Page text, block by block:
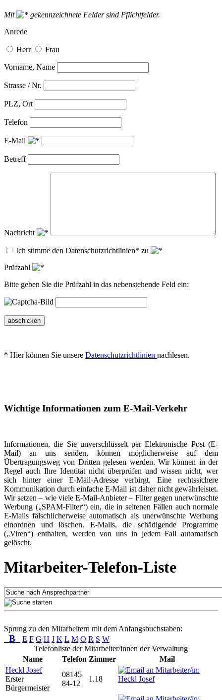
Mit
gekennzeichnete Felder sind Pflichtfelder.
Anrede
Herr| Frau
Vorname, Name
Strasse / Nr.
PLZ, Ort
Telefon
E-Mail
Betreff
Nachricht
Ich stimme den Datenschutzrichtlinien* zu
Prüfzahl
Bitte geben Sie die Prüfzahl in das nebenstehende Feld ein:
abschicken
* Hier können Sie unsere Datenschutzrichtlinien nachlesen.
Wichtige Informationen zum E-Mail-Verkehr
Informationen, die Sie unverschlüsselt per Elektronische Post (E-
Mail) an uns senden, können möglicherweise auf dem
Übertragungsweg von Dritten gelesen werden. Wir können in der
Regel auch Ihre Identität nicht überprüfen und wissen nicht, wer
sich hinter einer E-Mail-Adresse verbirgt. Eine rechtssichere
Kommunikation durch einfache E-Mail ist daher nicht gewährleistet.
Wir setzen – wie viele E-Mail-Anbieter – Filter gegen unerwünschte
Werbung („SPAM-Filter“) ein, die in seltenen Fällen auch normale
E-Mails fälschlicherweise automatisch als unerwünschte Werbung
einordnen und löschen. E-Mails, die schädigende Programme
(„Viren“) enthalten, werden von uns in jedem Fall automatisch
gelöscht.
Mitarbeiter-Telefon-Liste
Sprung zu den Mitarbeitern mit dem Anfangsbuchstaben:
B E F G H J K L M O R S W
Telefonliste der Mitarbeiter/innen der Verwaltung
Name
Telefon Zimmer
Mail
Heckl Josef
Erster
Bürgermeister
08145
84-12
1.18